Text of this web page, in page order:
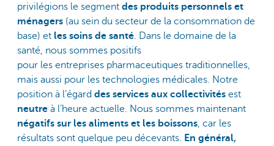
privilégions le segment des produits personnels et
ménagers (au sein du secteur de la consommation de
base) et les soins de santé. Dans le domaine de la
santé, nous sommes positifs
pour les entreprises pharmaceutiques traditionnelles,
mais aussi pour les technologies médicales. Notre
position à l’égard des services aux collectivités est
neutre à l’heure actuelle. Nous sommes maintenant
négatifs sur les aliments et les boissons, car les
résultats sont quelque peu décevants. En général,